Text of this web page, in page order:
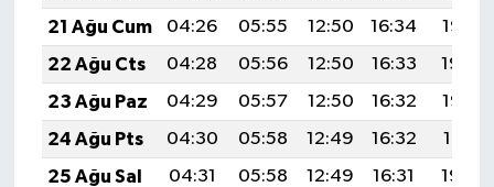
21 Ağu Cum
04:26 05:55 12:50 16:34
19:35
22 Ağu Cts
04:28 05:56 12:50 16:33
19:34
23 Ağu Paz
04:29 05:57 12:50 16:32
19:32
24 Ağu Pts
04:30 05:58 12:49 16:32
19:31
25 Ağu Sal
04:31 05:58 12:49 16:31 19:30